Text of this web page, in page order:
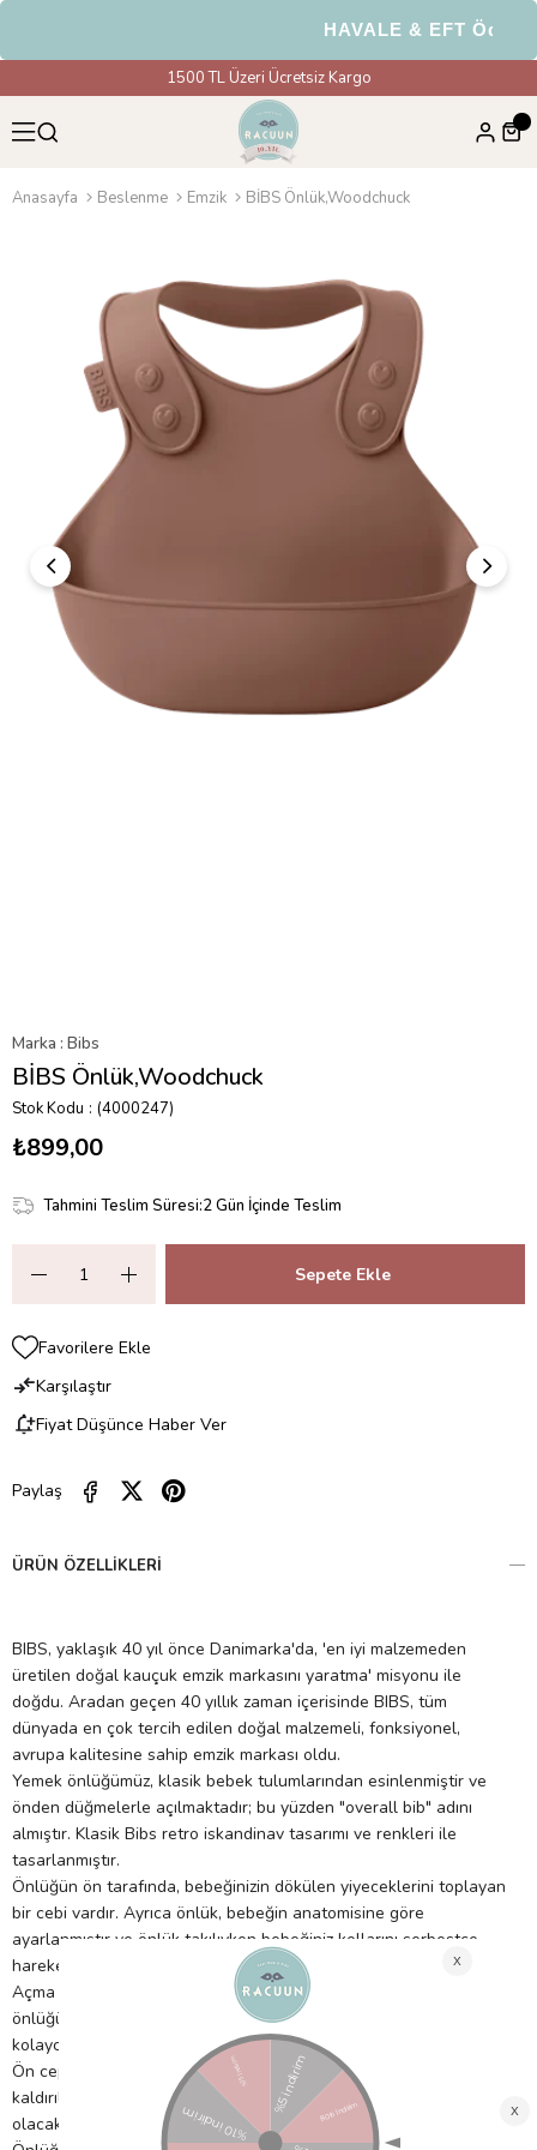
HAVALE & EFT
1500 TL Üzeri Ücretsiz Kargo
Anasayfa Beslenme Emzik BİBS Önlük,Woodchuck
Marka : Bibs
BİBS Önlük,Woodchuck
Stok Kodu (4000247)
₺899,00
Tahmini Teslim Süresi:2 Gün İçinde Teslim
Favorilere Ekle
Karşılaştır
Fiyat Düşünce Haber Ver
Paylaş
ÜRÜN ÖZELLIKLERI
BIBS, yaklaşık 40 yıl önce Danimarka'da, 'en iyi malzemeden
üretilen doğal kauçuk emzik markasını yaratma' misyonu ile
doğdu. Aradan geçen 40 yıllık zaman içerisinde BIBS, tüm
dünyada en çok tercih edilen doğal malzemeli, fonksiyonel,
avrupa kalitesine sahip emzik markası oldu.
Yemek önlüğümüz, klasik bebek tulumlarından esinlenmiştir ve
önden düğmelerle açılmaktadır; bu yüzden "overall bib" adını
almıştır. Klasik Bibs retro iskandinav tasarımı ve renkleri ile
tasarlanmıştır.
Önlüğün ön tarafında, bebeğinizin dökülen yiyeceklerini toplayan
bir cebi vardır. Ayrıca önlük, bebeğin anatomisine göre
ayarlanmıştır ve önlük takılıyken bebeğiniz kollarını serbestçe
hareket ettirebilir.
Açma yeri, saçların ve kıyafetlerin takılmasını önlemek için,
önlüğün ön tarafına yerleştirilmiştir. Önlük, üç farklı boyda
kolayca ayarlanabilir.
Ön cep, çocuk ve masa arasında sıkışacak kadar yumuşak ve
kaldırıldığında bükülmeyecek ve sıvı dökülmeyecek kadar sert
olacak şekilde tasarlanmıştır.